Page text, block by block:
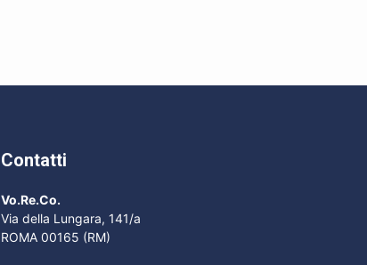
Contatti
Vo.Re.Co.
Via della Lungara, 141/a
ROMA 00165 (RM)